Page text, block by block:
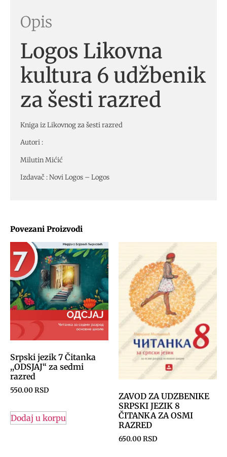
Povezani Proizvodi
Srpski jezik 7 Čitanka
,,ODSJAJ“ za sedmi
razred
550.00RSD
Dodaj u korpu
ZAVOD ZA UDZBENIKE
SRPSKI JEZIK 8
ČITANKA ZA OSMI
RAZRED
650.00RSD
Opis
Logos Likovna
kultura 6 udžbenik
za šesti razred
Kniga iz Likovnog za šesti razred
Autori :
Milutin Mićić
Izdavač : Novi Logos – Logos